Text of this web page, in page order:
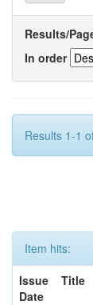
Results/
In order
Results 1-1
Item hits:
Issue
Date
Title